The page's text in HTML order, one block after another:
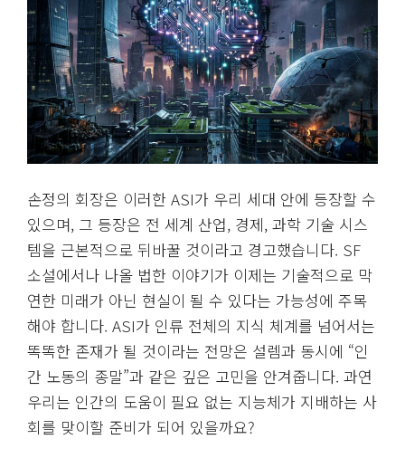
손정의 회장은 이러한 ASI가 우리 세대 안에 등장할 수
있으며, 그 등장은 전 세계 산업, 경제, 과학 기술 시스
템을 근본적으로 뒤바꿀 것이라고 경고했습니다. SF
소설에서나 나올 법한 이야기가 이제는 기술적으로 막
연한 미래가 아닌 현실이 될 수 있다는 가능성에 주목
해야 합니다. ASI가 인류 전체의 지식 체계를 넘어서는
똑똑한 존재가 될 것이라는 전망은 설렘과 동시에 “인
간 노동의 종말”과 같은 깊은 고민을 안겨줍니다. 과연
우리는 인간의 도움이 필요 없는 지능체가 지배하는 사
회를 맞이할 준비가 되어 있을까요?